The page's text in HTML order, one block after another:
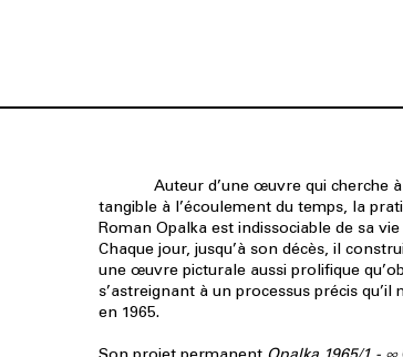
Auteur d’une œuvre qui cherche
tangible à l’écoulement du temps, la
Roman Opalka est indissociable de sa
Chaque jour, jusqu’à son décès, il
une œuvre picturale aussi prolifique
s’astreignant à un processus précis qu’il
en 1965.